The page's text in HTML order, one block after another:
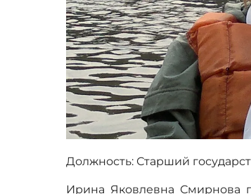
Должность: Старший
Ирина Яковлевна Смирнова